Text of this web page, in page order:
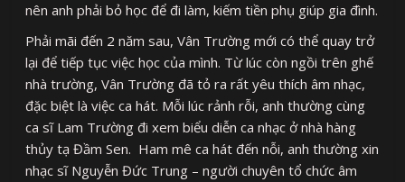
nên anh phải bỏ học để đi làm, kiếm tiền phụ giúp gia đình.
Phải mãi đến 2 năm sau, Vân Trường mới có thể quay trở
lại để tiếp tục việc học của mình. Từ lúc còn ngồi trên ghế
nhà trường, Vân Trường đã tỏ ra rất yêu thích âm nhạc,
đặc biệt là việc ca hát. Mỗi lúc rảnh rỗi, anh thường cùng
ca sĩ Lam Trường đi xem biểu diễn ca nhạc ở nhà hàng
thủy tạ Đầm Sen. Ham mê ca hát đến nỗi, anh thường xin
nhạc sĩ Nguyễn Đức Trung – người chuyên tổ chức âm